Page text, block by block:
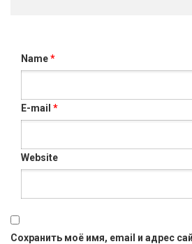
Name*
E-mail *
Website
Сохранить моё имя, email и адрес